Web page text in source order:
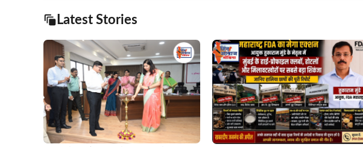
Latest Stories